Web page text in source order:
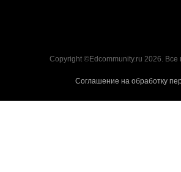
Copyright ©Edcommunity.ru 2026.
Соглашение на обработку